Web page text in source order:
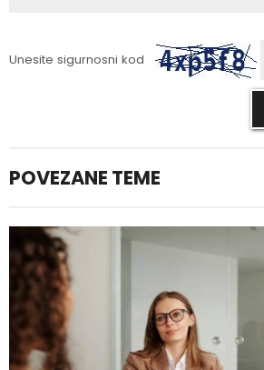
Unesite sigurnosni kod
POVEZANE TEME